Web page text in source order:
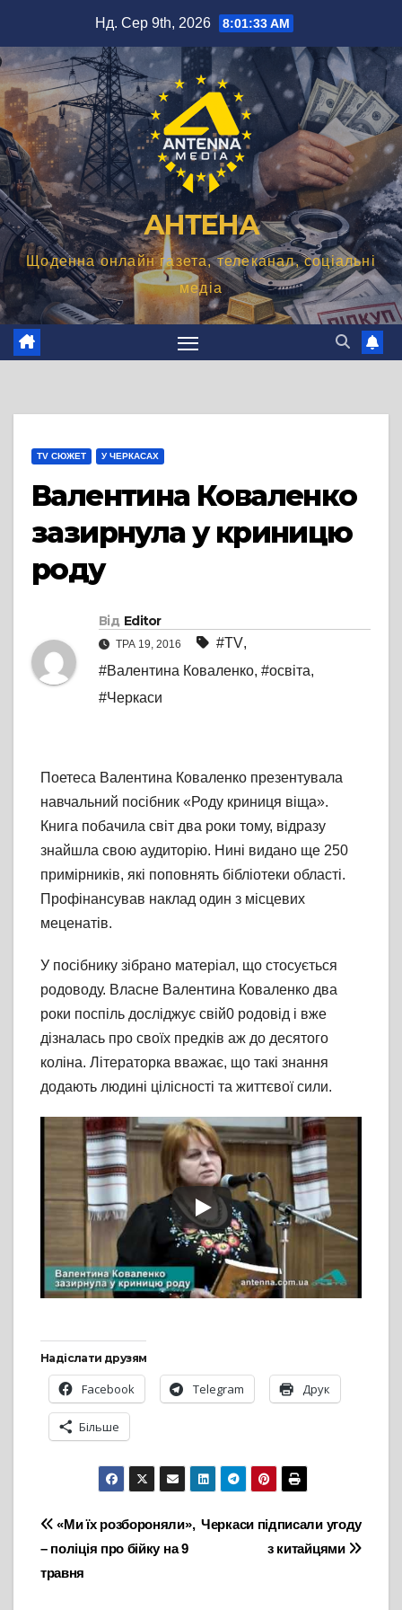
вмісту
Нд. Сер 9th, 2026 8:01:34 AM
АНТЕНА
Щоденна онлайн газета, телеканал, соціальні
медіа
TV СЮЖЕТ У ЧЕРКАСАХ
Валентина Коваленко
зазирнула у криницю
роду
Від Editor
ТРА 19, 2016 #TV,
#Валентина Коваленко, #освіта,
#Черкаси
Поетеса Валентина Коваленко презентувала
навчальний посібник «Роду криниця віща».
Книга побачила світ два роки тому, відразу
знайшла свою аудиторію. Нині видано ще 250
примірників, які поповнять бібліотеки області.
Профінансував наклад один з місцевих
меценатів.
У посібнику зібрано матеріал, що стосується
родоводу. Власне Валентина Коваленко два
роки поспіль досліджує свій0 родовід і вже
дізналась про своїх предків аж до десятого
коліна. Літераторка вважає, що такі знання
додають людині цілісності та життєвої сили.
Надіслати друзям
Facebook Telegram Друк
Більше
Навігація
записів
Черкаси підписали угоду
з китайцями
«Ми їх розбороняли»,
– поліція про бійку на 9
травня